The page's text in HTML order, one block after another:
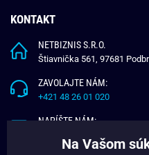
KONTAKT
NETBIZNIS S.R.O.
Štiavnička 561, 97681
ZAVOLAJTE NÁM:
+421 48 26 01 020
NAPÍŠTE NÁM:
Na Vašom